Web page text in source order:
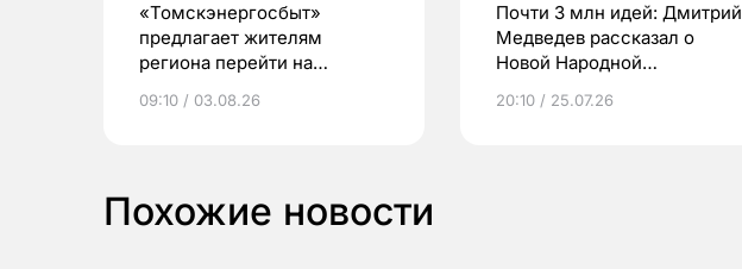
«Томскэнергосбыт»
предлагает жителям
региона перейти на
выиграть призы
09:10 / 03.08.26
Почти 3 млн идей: Дмитрий
Медведев рассказал о
Новой Народной
20:10 / 25.07.26
Похожие новости